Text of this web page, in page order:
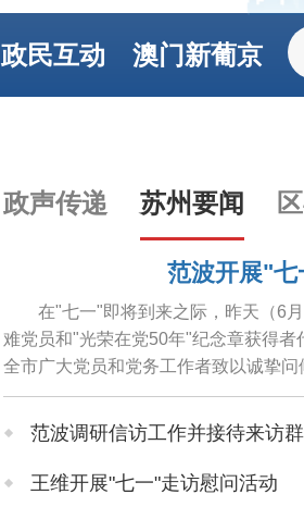
政民互动 澳门新葡京
政声传递 苏州要闻
范波开展"
在"七一"即将到来之际，昨天（6
难党员和"光荣在党50年"纪念章获得
全市广大党员和党务工作者致以诚挚
颐之年仍关心苏州各项事业...
范波调研信访工作并接待来访
王维开展"七一"走访慰问活动